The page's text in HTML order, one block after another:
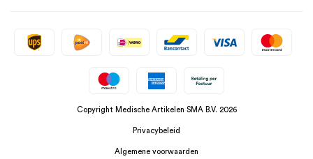
Copyright Medische Artikelen SMA B.V. 2026
Privacybeleid
Algemene voorwaarden